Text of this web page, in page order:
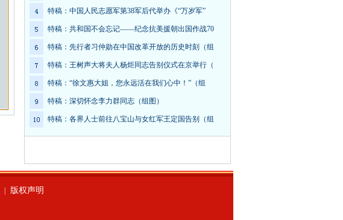
特稿：中国人民志愿军第38军后代举办《“万岁军”
特稿：共和国不会忘记——纪念抗美援朝出国作战70
特稿：先行者习仲勋在中国改革开放的历史时刻（组
特稿：王树声大将夫人杨炬同志告别仪式在京举行（
特稿：“徐文惠大姐，您永远活在我们心中！”（组
特稿：深切怀念李力群同志（组图）
特稿：各界人士前往八宝山与女红军王定国告别（组
版权声明